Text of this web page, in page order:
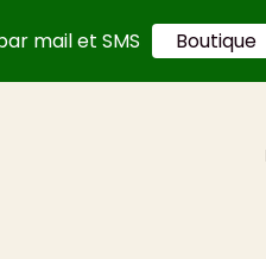
mail et SMS Boutique